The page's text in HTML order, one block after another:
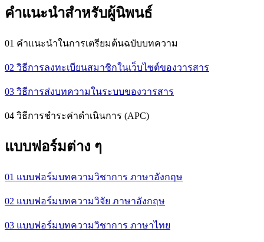
คำแนะนำสำหรับผู้นิพนธ์
01 คำแนะนำในการเตรียมต้นฉบับบทความ
02 วิธีการลงทะเบียนสมาชิกในเว็บไซต์ของวารสาร
03 วิธีการส่งบทความในระบบของวารสาร
04 วิธีการชำระค่าดำเนินการ (APC)
แบบฟอร์มต่าง ๆ
01 แบบฟอร์มบทความวิชาการ ภาษาอังกฤษ
02 แบบฟอร์มบทความวิจัย ภาษาอังกฤษ
03 แบบฟอร์มบทความวิชาการ ภาษาไทย